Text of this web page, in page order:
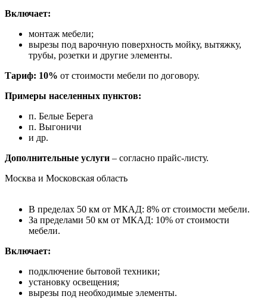
Включает:
монтаж мебели;
вырезы под варочную поверхность мойку, вытяжку,
трубы, розетки и другие элементы.
Тариф: 10% от стоимости мебели по договору.
Примеры населенных пунктов:
п. Белые Берега
п. Выгоничи
и др.
Дополнительные услуги – согласно прайс-листу.
Москва и Московская область
В пределах 50 км от МКАД: 8% от стоимости мебели.
За пределами 50 км от МКАД: 10% от стоимости
мебели.
Включает:
подключение бытовой техники;
установку освещения;
вырезы под необходимые элементы.